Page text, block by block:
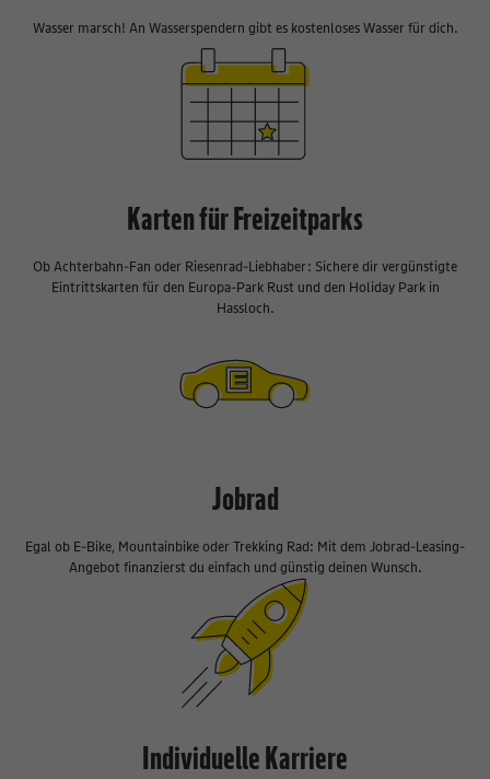
Wasser marsch! An Wasserspendern gibt es kostenloses Wasser für dich.
Karten für Freizeitparks
Ob Achterbahn-Fan oder Riesenrad-Liebhaber: Sichere dir vergünstigte
Eintrittskarten für den Europa-Park Rust und den Holiday Park in
Hassloch.
Jobrad
Egal ob E-Bike, Mountainbike oder Trekking Rad: Mit dem Jobrad-Leasing-
Angebot finanzierst du einfach und günstig deinen Wunsch.
Individuelle Karriere